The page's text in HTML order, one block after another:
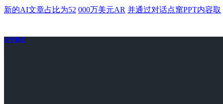
新的AI文章占比为52 000万美元AR 并通过对话点窜PPT内容取
关于我们